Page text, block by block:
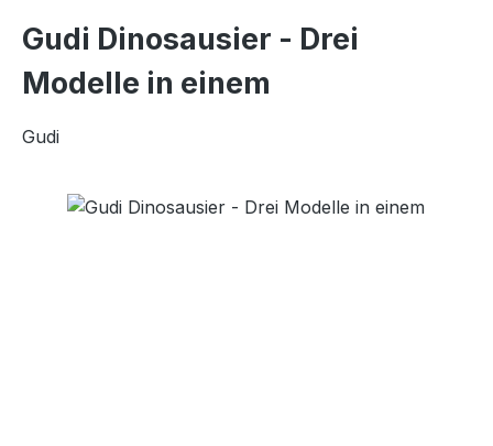
Gudi Dinosausier - Drei
Modelle in einem
Gudi
Bildergalerie überspringen